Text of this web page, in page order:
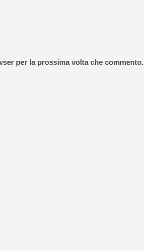
per la prossima volta che commento.